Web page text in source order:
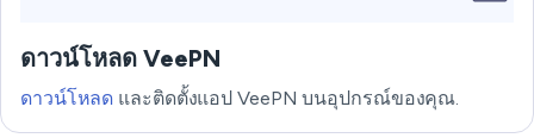
ดาวน์โหลด VeePN
ดาวน์โหลด และติดตั้งแอป VeePN บนอุปกรณ์ของคุณ.